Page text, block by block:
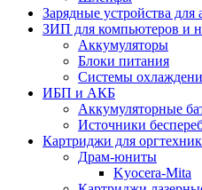
Зарядные устройства
ЗИП для компьютеров и
Аккумуляторы
Блоки питания
Системы
ИБП и АКБ
Аккумуляторные
Источники
Картриджи для
Драм-юниты
Kyocera-Mita